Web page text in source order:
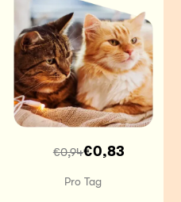
€0,94€0,83
Pro Tag